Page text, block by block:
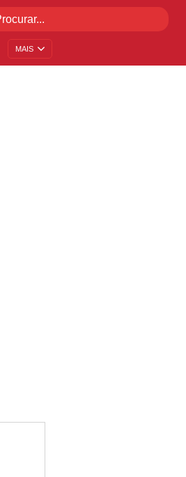
MAIS